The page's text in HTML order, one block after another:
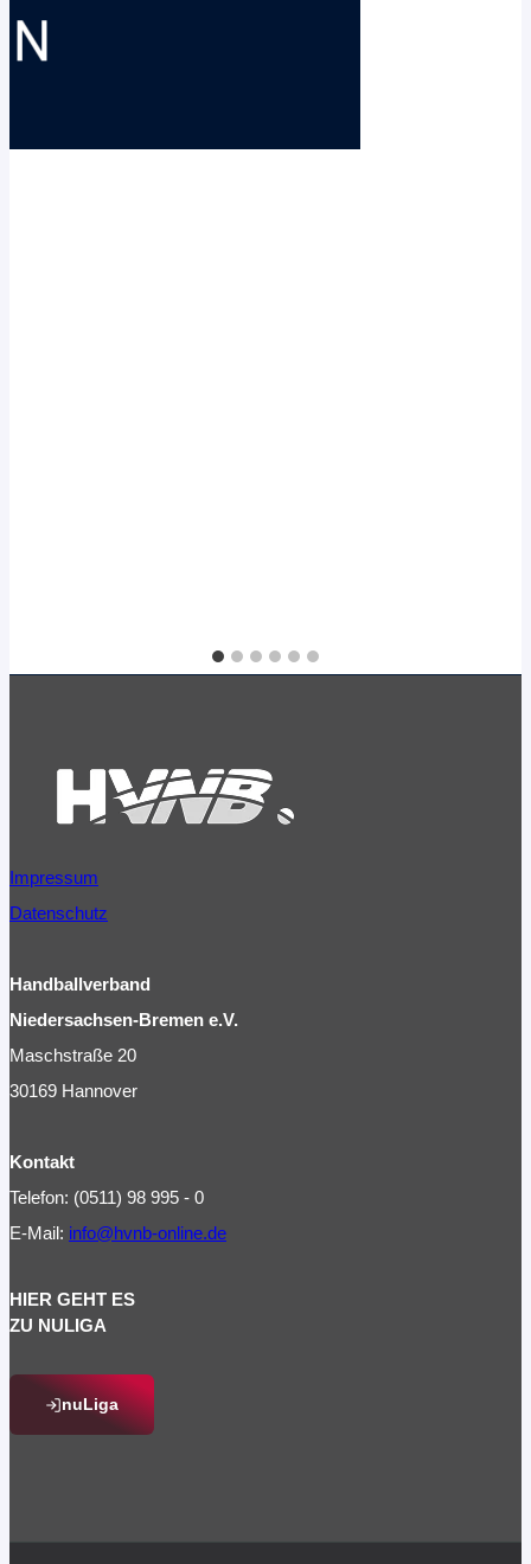
Impressum
Datenschutz
Handballverband
Niedersachsen-Bremen e.V.
Maschstraße 20
30169 Hannover
Kontakt
Telefon: (0511) 98 995 - 0
E-Mail: info@hvnb-online.de
HIER GEHT ES
ZU NULIGA
nuLiga